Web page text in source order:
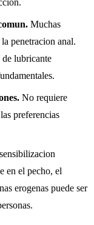
Muchas
penetracion anal.
lubricante
No requiere
preferencias
en el pecho, el
erogenas puede ser